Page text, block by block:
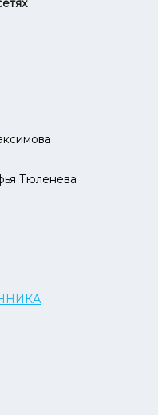
Тюленева